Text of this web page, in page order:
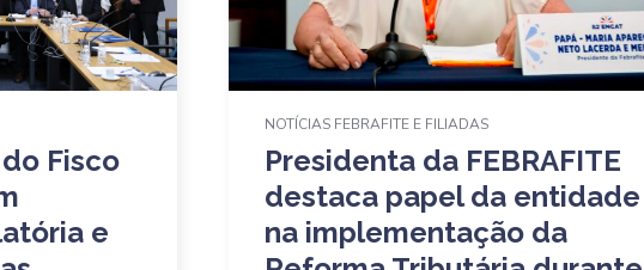
Fisco
e
NOTÍCIAS FEBRAFITE E FILIADAS
Presidenta da FEBRAFITE
destaca papel da entidade
na implementação da